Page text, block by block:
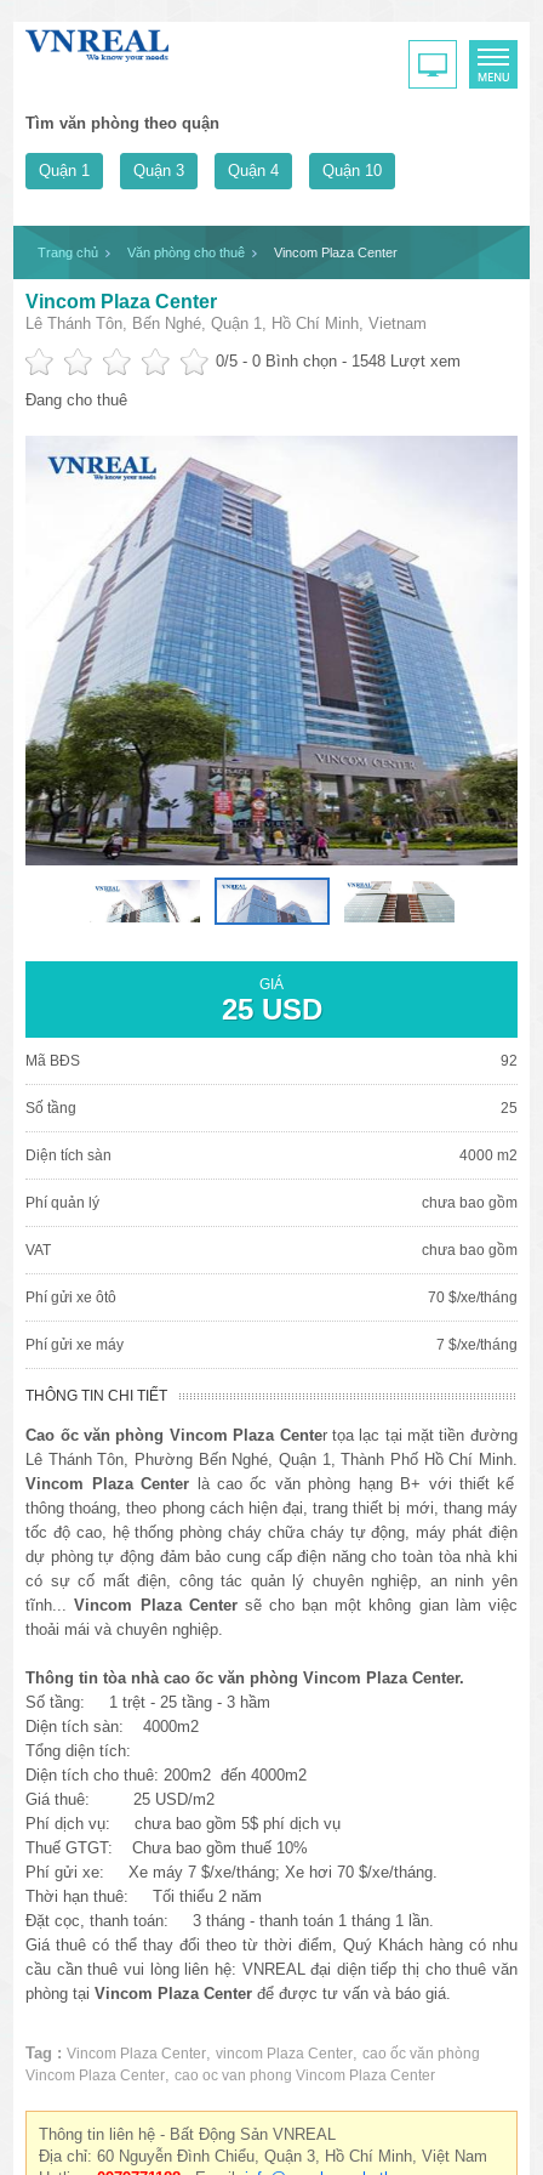
Tìm văn phòng theo quận
Quận 1 Quận 3 Quận 4 Quận 10
Trang chủ Văn phòng cho thuê Vincom Plaza Center
Vincom Plaza Center
Lê Thánh Tôn, Bến Nghé, Quận 1, Hồ Chí Minh, Vietnam
0/5 -0 Bình chọn - 1548 Lượt xem
Đang cho thuê
GIÁ
25 USD
Mã BĐS 92
Số tầng 25
Diện tích sàn 4000 m2
Phí quản lý chưa bao gồm
VAT chưa bao gồm
Phí gửi xe ôtô 70 $/xe/tháng
Phí gửi xe máy 7 $/xe/tháng
THÔNG TIN CHI TIẾT
Cao ốc văn phòng Vincom Plaza Center tọa lạc tại mặt tiền đường
Lê Thánh Tôn, Phường Bến Nghé, Quận 1, Thành Phố Hồ Chí Minh.
Vincom Plaza Center là cao ốc văn phòng hạng B+ với thiết kế
thông thoáng, theo phong cách hiện đại, trang thiết bị mới, thang máy
tốc độ cao, hệ thống phòng cháy chữa cháy tự động, máy phát điện
dự phòng tự động đảm bảo cung cấp điện năng cho toàn tòa nhà khi
có sự cố mất điện, công tác quản lý chuyên nghiệp, an ninh yên
tĩnh...Vincom Plaza Center sẽ cho bạn một không gian làm việc
thoải mái và chuyên nghiệp.
Thông tin tòa nhà cao ốc văn phòng Vincom Plaza Center.
Số tầng: 1 trệt - 25 tầng - 3 hầm
Diện tích sàn:4000m2
Tổng diện tích:
Diện tích cho thuê: 200m2 đến 4000m2
Giá thuê: 25 USD/m2
Phí dịch vụ: chưa bao gồm 5$ phí dịch vụ
Thuế GTGT: Chưa bao gồm thuế 10%
Phí gửi xe: Xe máy 7 $/xe/tháng; Xe hơi 70 $/xe/tháng.
Thời hạn thuê: Tối thiểu 2 năm
Đặt cọc, thanh toán: 3 tháng - thanh toán 1 tháng 1 lần.
Giá thuê có thể thay đổi theo từ thời điểm, Quý Khách hàng có nhu
cầu cần thuê vui lòng liên hệ: VNREAL đại diện tiếp thị cho thuê văn
phòng tạiVincom Plaza Center để được tư vấn và báo giá.
Tag : Vincom Plaza Center ,vincom Plaza Center ,cao ốc văn phòng
Vincom Plaza Center ,cao oc van phong Vincom Plaza Center
Thông tin liên hệ - Bất Động Sản VNREAL
Địa chỉ: 60 Nguyễn Đình Chiểu, Quận 3, Hồ Chí Minh, Việt Nam
văn phòng cho thuê quận 3
văn phòng quận 1
văn phòng quận 3
cao ốc văn phòng quận 1
cao ốc văn phòng quận 3